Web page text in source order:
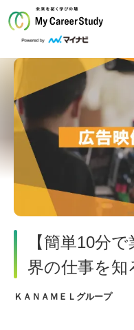
【簡単10分
界の仕事を知
ＫＡＮＡＭＥＬグループ